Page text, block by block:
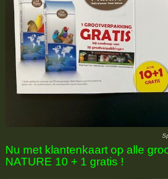
Nu met klantenkaart op alle
NATURE 10 + 1 gratis !